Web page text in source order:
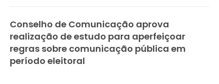
Conselho de Comunicação aprova
realização de estudo para aperfeiçoar
regras sobre comunicação pública em
período eleitoral